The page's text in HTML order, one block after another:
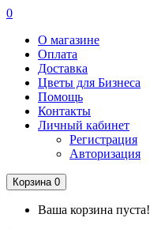
0
О магазине
Оплата
Доставка
Цветы для Бизнеса
Помощь
Контакты
Личный кабинет
Регистрация
Авторизация
Корзина 0
Ваша корзина пуста!